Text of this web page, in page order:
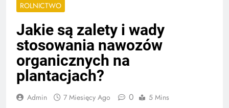
ROLNICTWO
Jakie są zalety i wady
stosowania nawozów
organicznych na
plantacjach?
Admin 7 Miesięcy Ago 0 5 Mins